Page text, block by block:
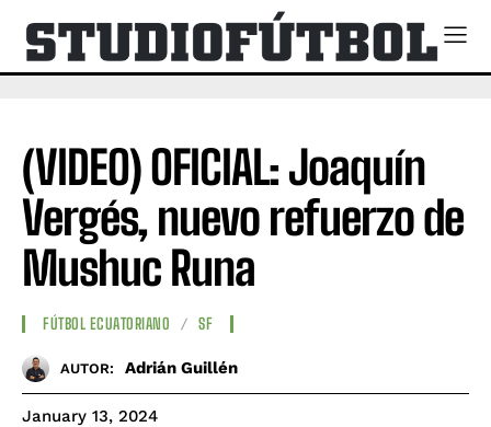
(VIDEO) OFICIAL: Joaquín
Vergés, nuevo refuerzo de
Mushuc Runa
FÚTBOL ECUATORIANO SF
AUTOR: Adrián Guillén
January 13, 2024